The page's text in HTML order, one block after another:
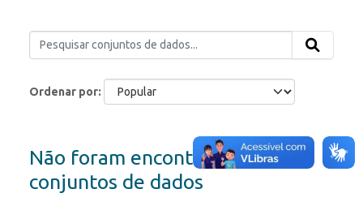
Ordenar por
Não foram encontrados
conjuntos de dados